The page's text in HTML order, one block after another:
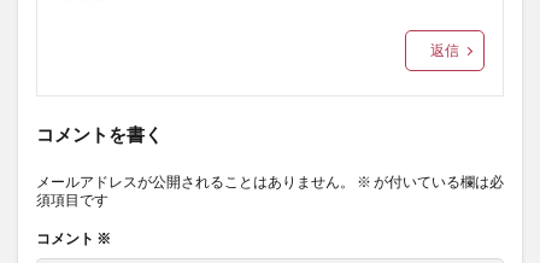
返信
コメントを書く
メールアドレスが公開されることはありません。 ※ が付いている欄は必
須項目です
コメント ※